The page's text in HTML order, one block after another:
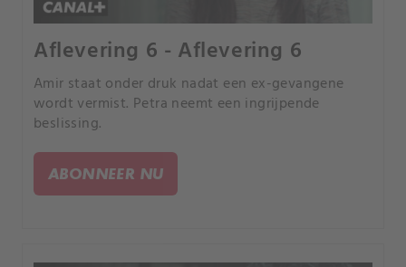
Aflevering 6 - Aflevering 6
Amir staat onder druk nadat een ex-gevangene
wordt vermist. Petra neemt een ingrijpende
beslissing.
ABONNEER NU